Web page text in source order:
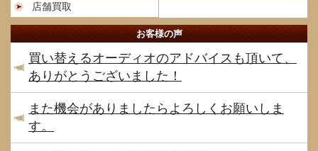
店舗買取
お客様の声
買い替えるオーディオのアドバイスも頂いて、
ありがとうございました！
また機会がありましたらよろしくお願いしま
す。